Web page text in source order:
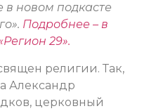
в новом подкасте
Подробнее – в
29».
религии. Так,
Александр
церковный